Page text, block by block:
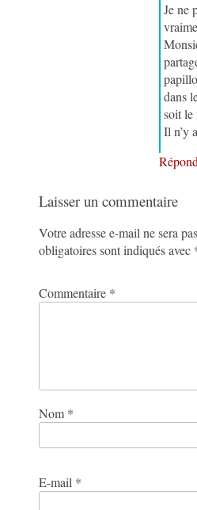
Je ne
dans
soit le
Il n’y
Laisser un commentaire
Votre adresse e-mail ne sera
obligatoires sont indiqués avec
Commentaire *
Nom *
E-mail *